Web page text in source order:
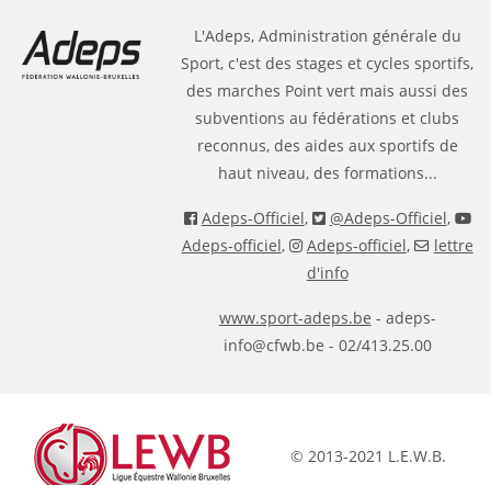
L'Adeps, Administration générale du
Sport, c'est des stages et cycles sportifs,
des marches Point vert mais aussi des
subventions au fédérations et clubs
reconnus, des aides aux sportifs de
haut niveau, des formations...
Adeps-Officiel, @Adeps-Officiel,
Adeps-officiel, Adeps-officiel,
lettre
d'info
www.sport-adeps.be - adeps-
info@cfwb.be - 02/413.25.00
© 2013-2021 L.E.W.B.